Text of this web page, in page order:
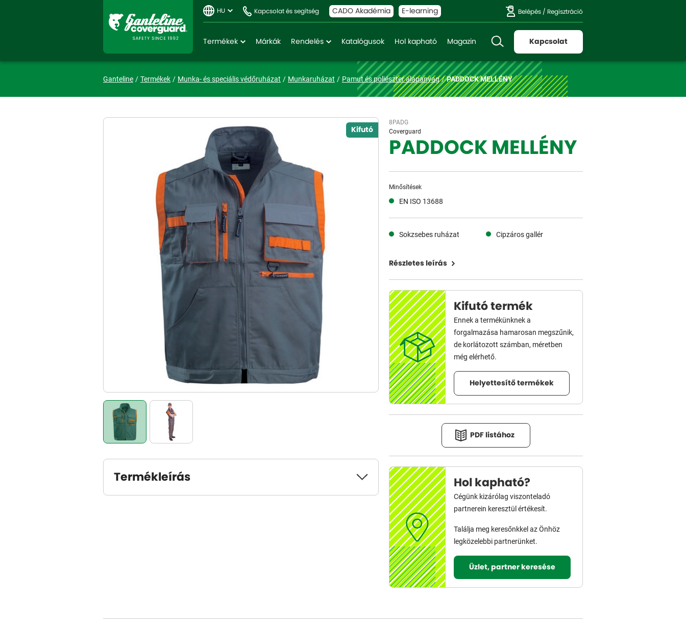
HU Kapcsolat és segítség CADO Akadémia E-learning Belépés / Regisztráció
Termékek Márkák Rendelés Katalógusok Hol kapható Magazin Kapcsolat
Ganteline Termékek Munka- és speciális védőruházat Munkaruházat Pamut és poliészter alapanyag PADDOCK MELLÉNY
Kifutó
Termékleírás
8PADG
Coverguard
PADDOCK MELLÉNY
Minősítések
EN ISO 13688
Sokzsebes ruházat Cipzáros gallér
Részletes leírás
Kifutó termék
Ennek a termékünknek a
forgalmazása hamarosan megszűnik,
de korlátozott számban, méretben
még elérhető.
Helyettesítő termékek
PDF listához
Hol kapható?
Cégünk kizárólag viszonteladó
partnerein keresztül értékesít.
Találja meg keresőnkkel az Önhöz
legközelebbi partnerünket.
Üzlet, partner keresése